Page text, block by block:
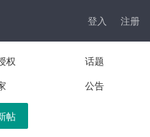
登入 注册
权
话题
公告
帖